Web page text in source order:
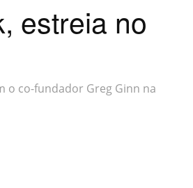
estreia no
o co-fundador Greg Ginn na